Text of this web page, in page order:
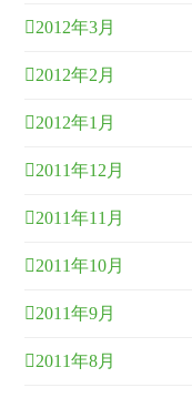
2012年3月
2012年2月
2012年1月
2011年12月
2011年11月
2011年10月
2011年9月
2011年8月